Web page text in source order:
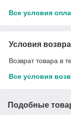
Все условия
Условия
Возврат товара в
Все условия
Подобные